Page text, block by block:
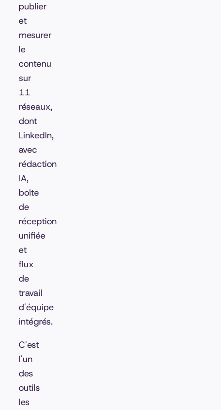
publier
et
mesurer
le
contenu
sur
11
réseaux,
dont
LinkedIn,
avec
rédaction
IA,
boîte
de
réception
unifiée
et
flux
de
travail
d'équipe
intégrés.
C'est
l'un
des
outils
les